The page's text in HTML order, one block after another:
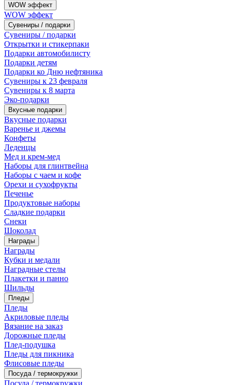
WOW эффект
WOW эффект
Сувениры / подарки
Сувениры / подарки
Открытки и стикерпаки
Подарки автомобилисту
Подарки детям
Подарки ко Дню нефтяника
Сувениры к 23 февраля
Сувениры к 8 марта
Эко-подарки
Вкусные подарки
Вкусные подарки
Варенье и джемы
Конфеты
Леденцы
Мед и крем-мед
Наборы для глинтвейна
Наборы с чаем и кофе
Орехи и сухофрукты
Печенье
Продуктовые наборы
Сладкие подарки
Снеки
Шоколад
Награды
Награды
Кубки и медали
Наградные стелы
Плакетки и панно
Шильды
Пледы
Пледы
Акриловые пледы
Вязание на заказ
Дорожные пледы
Плед-подушка
Пледы для пикника
Флисовые пледы
Посуда / термокружки
Посуда / термокружки